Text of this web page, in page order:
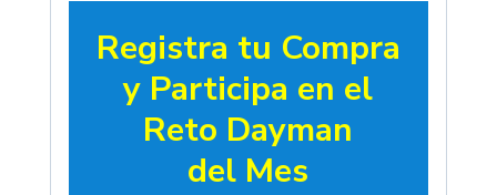
Registra tu Compra
y Participa en el
Reto Dayman
del Mes